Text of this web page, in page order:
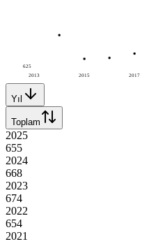
2013 2015 2017
625
Yıl
Toplam
2025
655
2024
668
2023
674
2022
654
2021